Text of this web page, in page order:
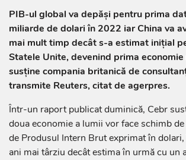
PIB-ul global va depăşi pentru prima
miliarde de dolari în 2022 iar China va
mai mult timp decât s-a estimat iniţial
Statele Unite, devenind prima
susţine compania britanică de
transmite Reuters, citat de agerpres.
Într-un raport publicat duminică, Cebr
doua economie a lumii vor face schimb
de Produsul Intern Brut exprimat în
ani mai târziu decât estima în urmă cu un